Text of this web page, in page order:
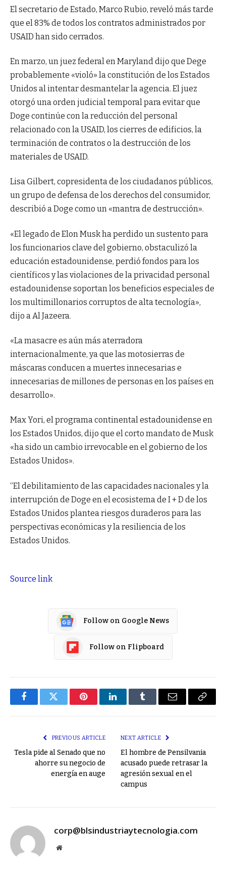
El secretario de Estado, Marco Rubio, reveló más tarde
que el 83% de todos los contratos administrados por
USAID han sido cerrados.
En marzo, un juez federal en Maryland dijo que Dege
probablemente «violó» la constitución de los Estados
Unidos al intentar desmantelar la agencia. El juez
otorgó una orden judicial temporal para evitar que
Doge continúe con la reducción del personal
relacionado con la USAID, los cierres de edificios, la
terminación de contratos o la destrucción de los
materiales de USAID.
Lisa Gilbert, copresidenta de los ciudadanos públicos,
un grupo de defensa de los derechos del consumidor,
describió a Doge como un «mantra de destrucción».
«El legado de Elon Musk ha perdido un sustento para
los funcionarios clave del gobierno, obstaculizó la
educación estadounidense, perdió fondos para los
científicos y las violaciones de la privacidad personal
estadounidense soportan los beneficios especiales de
los multimillonarios corruptos de alta tecnología»,
dijo a Al Jazeera.
«La masacre es aún más aterradora
internacionalmente, ya que las motosierras de
máscaras conducen a muertes innecesarias e
innecesarias de millones de personas en los países en
desarrollo».
Max Yori, el programa continental estadounidense en
los Estados Unidos, dijo que el corto mandato de Musk
«ha sido un cambio irrevocable en el gobierno de los
Estados Unidos».
“El debilitamiento de las capacidades nacionales y la
interrupción de Doge en el ecosistema de I + D de los
Estados Unidos plantea riesgos duraderos para las
perspectivas económicas y la resiliencia de los
Estados Unidos.
Source link
Follow on Google News
Follow on Flipboard
FacebookTwitter PinterestLinkedInTumblr Email
Copy
PREVIOUS ARTICLE
Tesla pide al Senado que no
ahorre su negocio de
energía en auge
NEXT ARTICLE
El hombre de Pensilvania
acusado puede retrasar la
agresión sexual en el
campus
corp@blsindustriaytecnologia.com
Website